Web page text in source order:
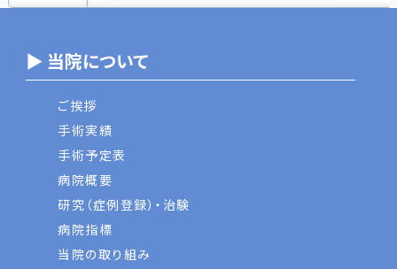
▶ 当院について
ご挨拶
手術実績
手術予定表
病院概要
研究（症例登録）・治験
病院指標
当院の取り組み